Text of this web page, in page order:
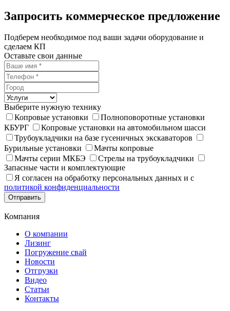
Запросить коммерческое предложение
Подберем необходимое под ваши задачи оборудование и
сделаем КП
Оставьте свои данные
Выберите нужную технику
Копровые установки
Полноповоротные установки
КБУРГ
Копровые установки на автомобильном шасси
Трубоукладчики на базе гусеничных экскаваторов
Бурильные установки
Мачты копровые
Мачты серии МКБЭ
Стрелы на трубоукладчики
Запасные части и комплектующие
Я согласен на обработку персональных данных и с
политикой конфиденциальности
Отправить
Компания
О компании
Лизинг
Погружение свай
Новости
Отгрузки
Видео
Статьи
Контакты